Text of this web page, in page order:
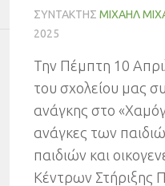
ΣΥΝΤΆΚΤΗΣ ΜΙΧΑΉΛ
2025
Την Πέμπτη 10
του σχολείου μας
ανάγκης στο
ανάγκες των
παιδιών και
Κέντρων Στήριξης